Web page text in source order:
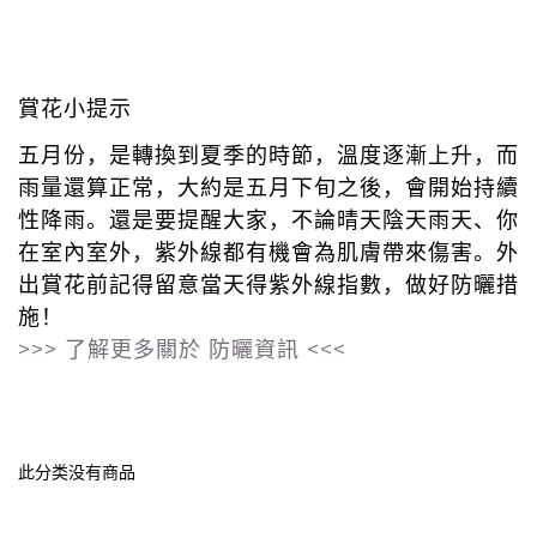
賞花小提示
五月份，是轉換到夏季的時節，溫度逐漸上升，而
雨量還算正常， 大約是五月下旬之後，會開始持續
性降雨。還是要提醒大家，不論晴天陰天雨天、你
在室內室外，紫外線都有機會為肌膚帶來傷害。外
出賞花前記得留意當天得紫外線指數，做好防曬措
施！
>>> 了解更多關於 防曬資訊 <<<
此分类没有商品